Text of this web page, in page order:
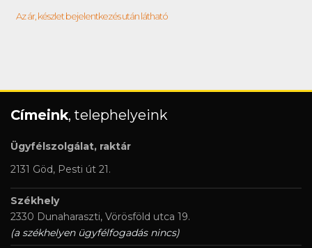
Az ár, készlet bejelentkezés után látható
Címeink, telephelyeink
Ügyfélszolgálat, raktár
2131 Göd, Pesti út 21.
Székhely
2330 Dunaharaszti, Vörösföld utca 19.
(a székhelyen ügyfélfogadás nincs)